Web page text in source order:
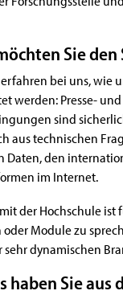
Sie
bei uns, wie
werden: Presse-
sind
aus technischen
den
im Internet.
der Hochschule
Module zu
dynamischen
haben Sie